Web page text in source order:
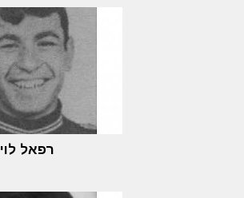
רפאל לוי